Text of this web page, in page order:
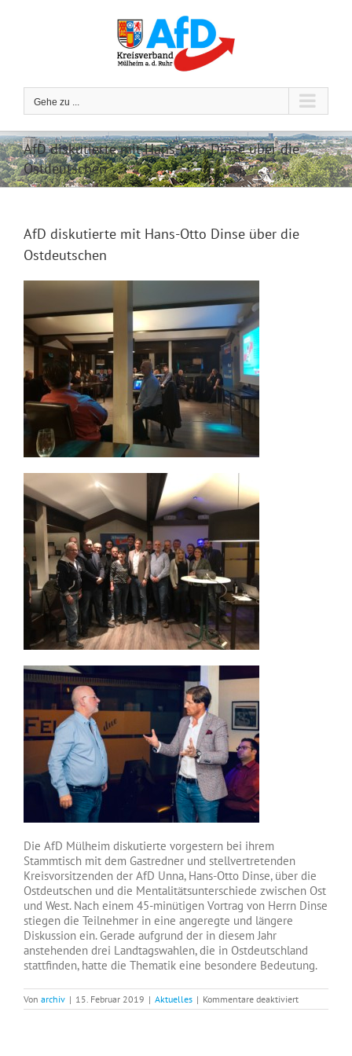
Gehe zu ...
AfD diskutierte mit Hans-Otto Dinse über die
Ostdeutschen
AfD diskutierte mit Hans-Otto Dinse über die
Ostdeutschen
Die AfD Mülheim diskutierte vorgestern bei ihrem
Stammtisch mit dem Gastredner und stellvertretenden
Kreisvorsitzenden der AfD Unna, Hans-Otto Dinse, über die
Ostdeutschen und die Mentalitätsunterschiede zwischen Ost
und West. Nach einem 45-minütigen Vortrag von Herrn Dinse
stiegen die Teilnehmer in eine angeregte und längere
Diskussion ein. Gerade aufgrund der in diesem Jahr
anstehenden drei Landtagswahlen, die in Ostdeutschland
stattfinden, hatte die Thematik eine besondere Bedeutung.
Von archiv | 15. Februar 2019 | Aktuelles | Kommentare deaktiviertfür
AfD